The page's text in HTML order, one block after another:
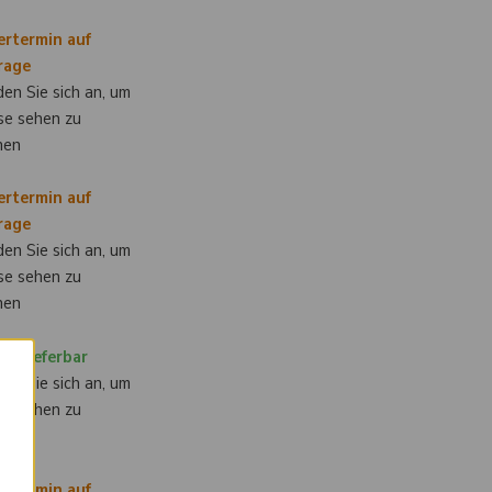
auf
Sie sich an, um
sehen zu
auf
Sie sich an, um
sehen zu
lieferbar
Sie sich an, um
sehen zu